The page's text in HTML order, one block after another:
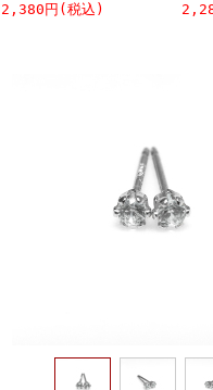
2,380円(税込)